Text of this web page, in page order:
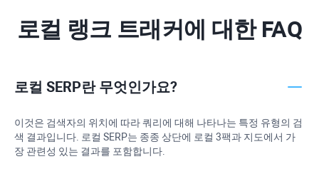
로컬 랭크 트래커에 대한 FAQ
로컬 SERP란 무엇인가요?
이것은 검색자의 위치에 따라 쿼리에 대해 나타나는 특정 유형의 검
색 결과입니다. 로컬 SERP는 종종 상단에 로컬 3팩과 지도에서 가
장 관련성 있는 결과를 포함합니다.